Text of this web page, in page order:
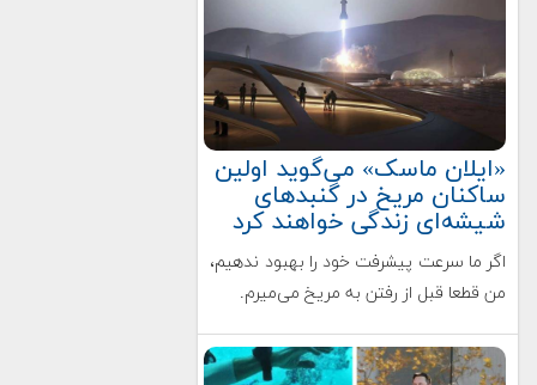
«ایلان ماسک» می‌گوید اولین
ساکنان مریخ در گنبدهای
شیشه‌ای زندگی خواهند کرد
اگر ما سرعت پیشرفت خود را بهبود ندهیم،
من قطعا قبل از رفتن به مریخ می‌میرم.